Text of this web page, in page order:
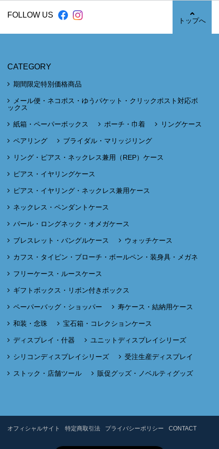
FOLLOW US
トップへ
CATEGORY
期間限定特別価格商品
メール便・ネコポス・ゆうパケット・クリックポスト対応ボ
ックス
紙箱・ペーパーボックス ポーチ・巾着 リングケース
ペアリング ブライダル・マリッジリング
リング・ピアス・ネックレス兼用（REP）ケース
ピアス・イヤリングケース
ピアス・イヤリング・ネックレス兼用ケース
ネックレス・ペンダントケース
パール・ロングネック・オメガケース
ブレスレット・バングルケース ウォッチケース
カフス・タイピン・ブローチ・ボールペン・装身具・メガネ
フリーケース・ルースケース
ギフトボックス・リボン付きボックス
ペーパーバッグ・ショッパー 寿ケース・結納用ケース
和装・念珠 宝石箱・コレクションケース
ディスプレイ・什器 ユニットディスプレイシリーズ
シリコンディスプレイシリーズ 受注生産ディスプレイ
ストック・店舗ツール 販促グッズ・ノベルティグッズ
オフィシャルサイト 特定商取引法 プライバシーポリシー CONTACT